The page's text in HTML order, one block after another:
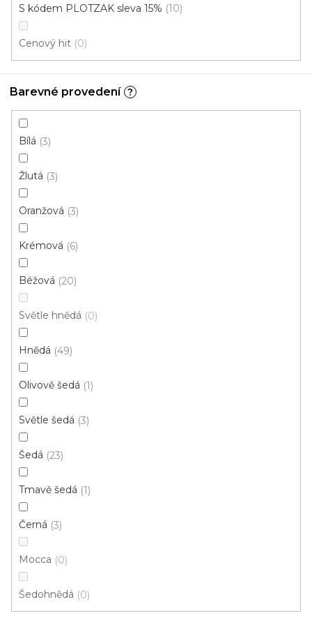
Zobrazit více
Do
bytu/domu
ZAVŘÍT FILTR
S kódem PLOTZAK sleva 15% 10
Cenový hit 0
Barevné provedení ?
Bílá 3
Žlutá 3
Oranžová 3
Krémová 6
Béžová 20
Světle hnědá 0
Hnědá 49
Olivově šedá 1
Světle šedá 3
Šedá 23
Tmavě šedá 1
Černá 3
Mocca 0
Šedohnědá 0
Doporučujeme